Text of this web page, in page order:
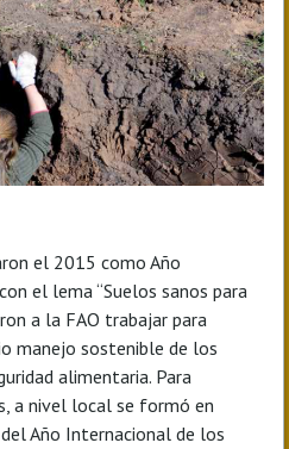
el 2015 como Año
el lema “Suelos sanos para
a la FAO trabajar para
manejo sostenible de los
alimentaria. Para
a nivel local se formó en
Año Internacional de los